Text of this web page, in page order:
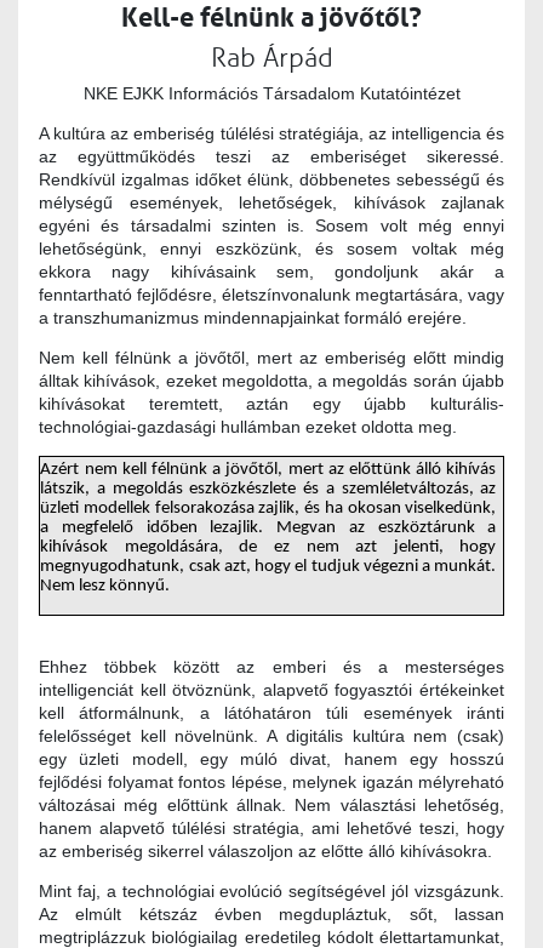
Kell-e félnünk a jövőtől?
Rab Árpád
NKE EJKK Információs Társadalom Kutatóintézet
A kultúra az emberiség túlélési stratégiája, az intelligencia és
az együttműködés teszi az emberiséget sikeressé.
Rendkívül izgalmas időket élünk, döbbenetes sebességű és
mélységű események, lehetőségek, kihívások zajlanak
egyéni és társadalmi szinten is. Sosem volt még ennyi
lehetőségünk, ennyi eszközünk, és sosem voltak még
ekkora nagy kihívásaink sem, gondoljunk akár a
fenntartható fejlődésre, életszínvonalunk megtartására, vagy
a transzhumanizmus mindennapjainkat formáló erejére.
Nem kell félnünk a jövőtől, mert az emberiség előtt mindig
álltak kihívások, ezeket megoldotta, a megoldás során újabb
kihívásokat teremtett, aztán egy újabb kulturális-
technológiai-gazdasági hullámban ezeket oldotta meg.
Azért nem kell félnünk a jövőtől, mert az előttünk álló kihívás
látszik, a megoldás eszközkészlete és a szemléletváltozás, az
üzleti modellek felsorakozása zajlik, és ha okosan viselkedünk,
a megfelelő időben lezajlik. Megvan az eszköztárunk a
kihívások megoldására, de ez nem azt jelenti, hogy
megnyugodhatunk, csak azt, hogy el tudjuk végezni a munkát.
Nem lesz könnyű.
Ehhez többek között az emberi és a mesterséges
intelligenciát kell ötvöznünk, alapvető fogyasztói értékeinket
kell átformálnunk, a látóhatáron túli események iránti
felelősséget kell növelnünk. A digitális kultúra nem (csak)
egy üzleti modell, egy múló divat, hanem egy hosszú
fejlődési folyamat fontos lépése, melynek igazán mélyreható
változásai még előttünk állnak. Nem választási lehetőség,
hanem alapvető túlélési stratégia, ami lehetővé teszi, hogy
az emberiség sikerrel válaszoljon az előtte álló kihívásokra.
Mint faj, a technológiai evolúció segítségével jól vizsgázunk.
Az elmúlt kétszáz évben megdupláztuk, sőt, lassan
megtriplázzuk biológiailag eredetileg kódolt élettartamunkat,